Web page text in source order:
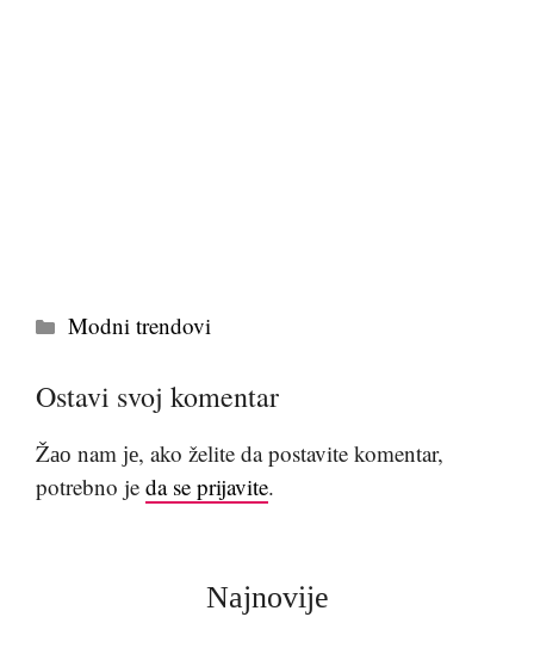
Kategorije
Modni trendovi
Ostavi svoj komentar
Žао nam је, ako želite da postavite komentar,
potrebno je da se prijavite.
Najnovije